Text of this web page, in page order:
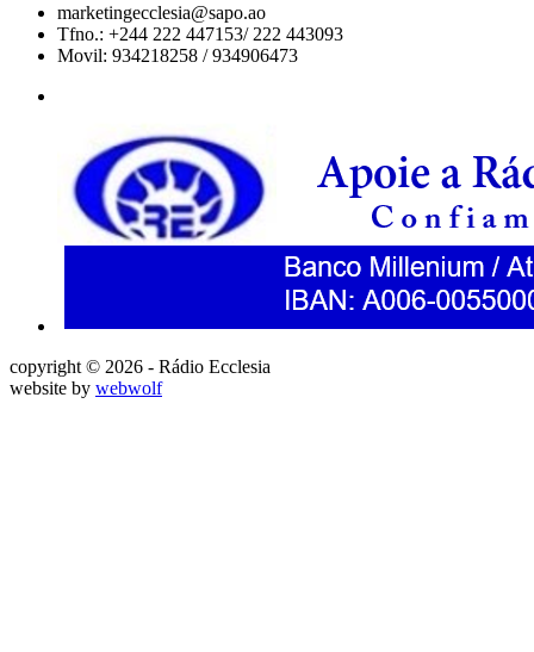
marketingecclesia@sapo.ao
Tfno.: +244 222 447153/ 222 443093
Movil: 934218258 / 934906473
copyright © 2026 - Rádio Ecclesia
website by webwolf